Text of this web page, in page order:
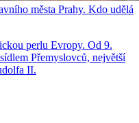
města Prahy. Kdo udělá
perlu Evropy. Od 9.
Přemyslovců, největší
II.